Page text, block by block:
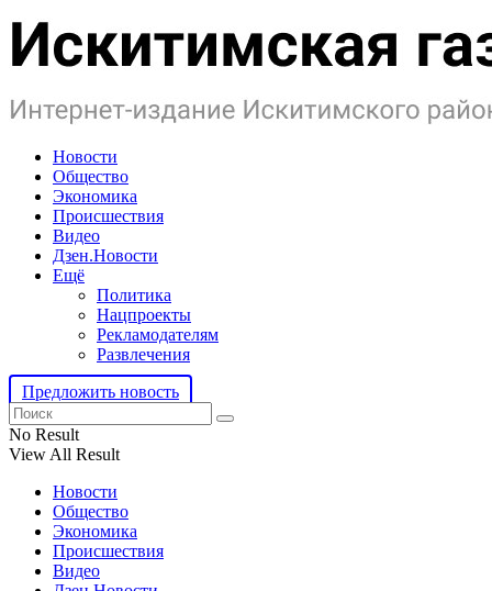
Новости
Общество
Экономика
Происшествия
Видео
Дзен.Новости
Ещё
Политика
Нацпроекты
Рекламодателям
Развлечения
Предложить новость
No Result
View All Result
Новости
Общество
Экономика
Происшествия
Видео